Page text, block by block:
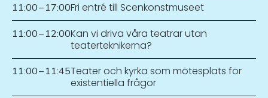
11:00–17:00Fri entré till Scenkonstmuseet
11:00–12:00Kan vi driva våra teatrar utan
teaterteknikerna?
11:00–11:45Teater och kyrka som mötesplats för
existentiella frågor